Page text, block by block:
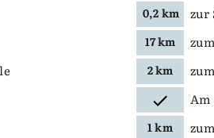
0,2 km zur
17 km
2 km
Am
1 km